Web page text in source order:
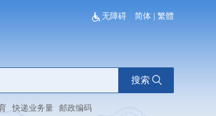
无障碍 简体 繁體
搜索
快递业务量 邮政编码